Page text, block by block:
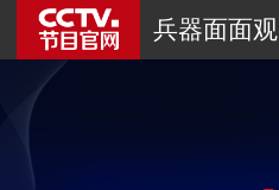
兵器面面观